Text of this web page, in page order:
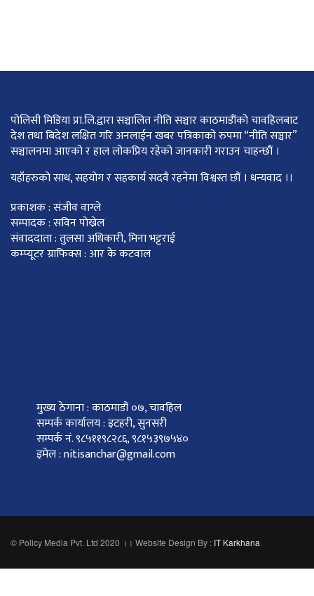
पोलिसी मिडिया प्रा.लि.द्वारा सञ्चालित नीति सञ्चार काठमाडाैंकाे चावहिलबाट
देश तथा बिदेश लक्षित गरि अनलाईन खबर पत्रिकाको रुपमा “नीति सञ्चार”
सञ्चालनमा आएको र हाल लोकप्रिय रहेको जानकारी गराउन चाहन्छौं ।
यहाँहरुको साथ, सहयोग र सहकार्य सदवै रहनेमा विश्वस्त छौं । धन्यवाद ।।
प्रकाशक : संजीव वाग्ले
सम्पादक : सविन पोख्रेल
संवाददाता : तुलसा अधिकारी, मिना भट्टराई
कम्प्यूटर ग्राफिक्स : आर के कटवाल
मुख्य ठेगाना : काठमाडौं ०७, चावहिल
सम्पर्क कार्यालय : इटहरी, सुनसरी
सम्पर्क नं. ९८५११९८२८६, ९८१५३९७५४०
इमेल : nitisanchar@gmail.com
© Policy Media Pvt. Ltd 2020 ।। Website Design By : IT Karkhana